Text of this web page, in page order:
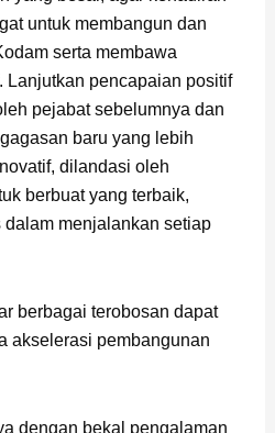
untuk membangun dan
serta membawa
Lanjutkan pencapaian positif
pejabat sebelumnya dan
baru yang lebih
dilandasi oleh
berbuat yang terbaik,
menjalankan setiap
berbagai terobosan dapat
akselerasi pembangunan
dengan bekal pengalaman